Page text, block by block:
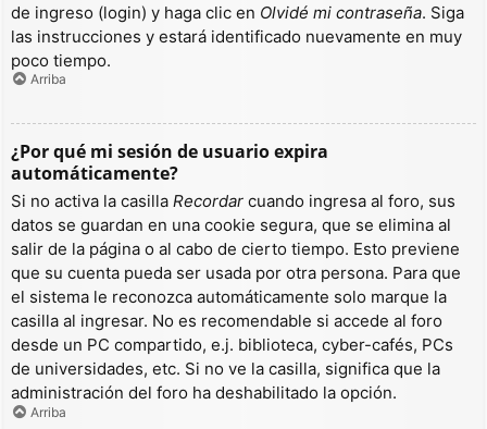
de ingreso (login) y haga clic en Olvidé mi contraseña. Siga
las instrucciones y estará identificado nuevamente en muy
poco tiempo.
Arriba
¿Por qué mi sesión de usuario expira
automáticamente?
Si no activa la casilla Recordar cuando ingresa al foro, sus
datos se guardan en una cookie segura, que se elimina al
salir de la página o al cabo de cierto tiempo. Esto previene
que su cuenta pueda ser usada por otra persona. Para que
el sistema le reconozca automáticamente solo marque la
casilla al ingresar. No es recomendable si accede al foro
desde un PC compartido, e.j. biblioteca, cyber-cafés, PCs
de universidades, etc. Si no ve la casilla, significa que la
administración del foro ha deshabilitado la opción.
Arriba